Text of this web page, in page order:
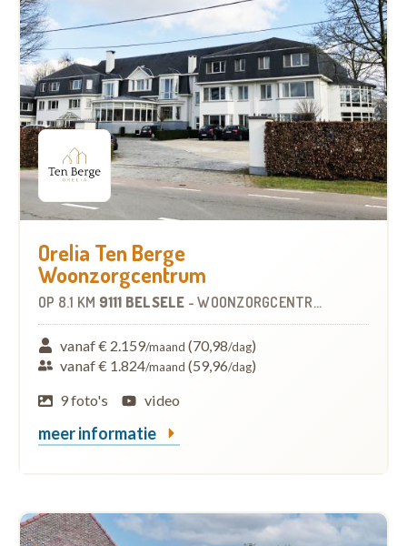
Orelia Ten Berge
Woonzorgcentrum
OP 8.1 KM 9111 BELSELE -WOONZORGCENTRUM (WZC)
vanaf € 2.159/maand (70,98/dag)
vanaf € 1.824/maand (59,96/dag)
9 foto's
video
meer informatie